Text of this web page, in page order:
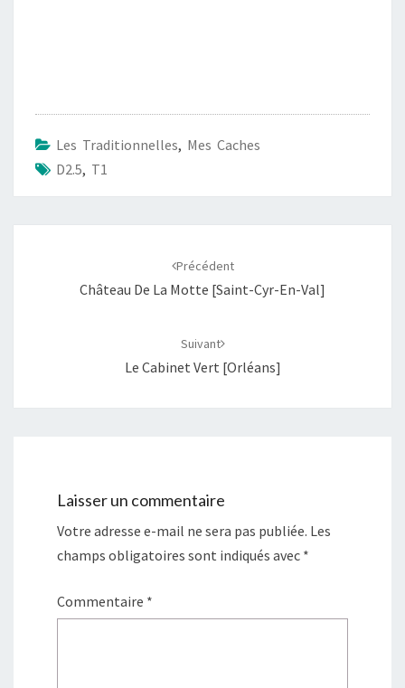
Les Traditionnelles, Mes Caches
D2.5, T1
Précédent
Château De La Motte [Saint-Cyr-En-Val]
Suivant
Le Cabinet Vert [Orléans]
Laisser un commentaire
Votre adresse e-mail ne sera pas publiée. Les
champs obligatoires sont indiqués avec *
Commentaire *